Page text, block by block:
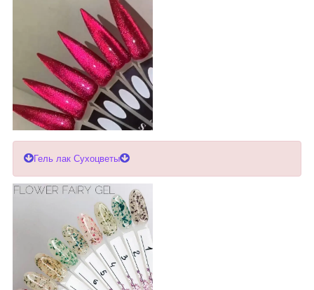
Гель лак Сухоцветы